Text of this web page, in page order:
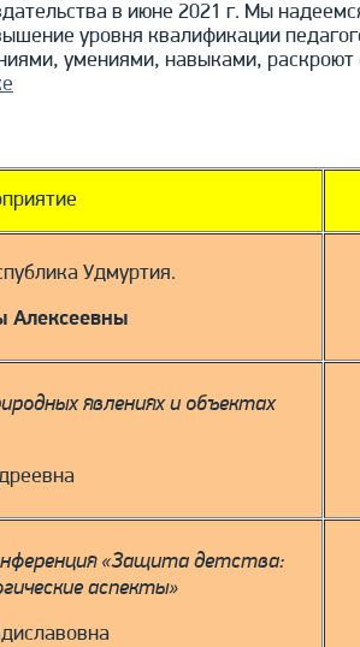
в июне 2021 г. Мы
уровня квалификации
умениями, навыками,
Удмуртия.
Алексеевны
явлениях и объектах
«Защита детства:
аспекты»